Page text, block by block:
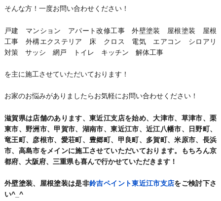
そんな方！一度お問い合わせください！
戸建 マンション アパート改修工事 外壁塗装 屋根塗装 屋根
工事 外構エクステリア 床 クロス 電気 エアコン シロアリ
対策 サッシ 網戸 トイレ キッチン 解体工事
を主に施工させていただいております！
お家のお悩みがありましたらお気軽にお問い合わせください！
滋賀県は店舗のあります、東近江支店を始め、大津市、草津市、栗
東市、野洲市、甲賀市、湖南市、東近江市、近江八幡市、日野町、
竜王町、彦根市、愛荘町、豊郷町、甲良町、多賀町、米原市、長浜
市、高島市をメインに施工させていただいております。もちろん京
都府、大阪府、三重県も喜んで行かせていただきます！
外壁塗装、屋根塗装は是非鈴吉ペイント東近江市支店をご検討下さ
い^_^